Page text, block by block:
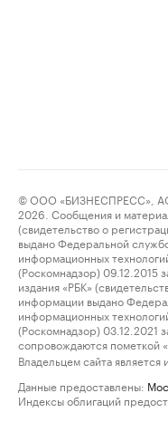
© ООО «БИЗНЕСПРЕСС»,
2026. Сообщения и
(свидетельство о
выдано Федеральной
информационных
(Роскомнадзор)
издания «РБК»
информации выдано
информационных
(Роскомнадзор)
сопровождаются пометкой
Владельцем сайта является
Данные предоставлены:
Индексы облигаций